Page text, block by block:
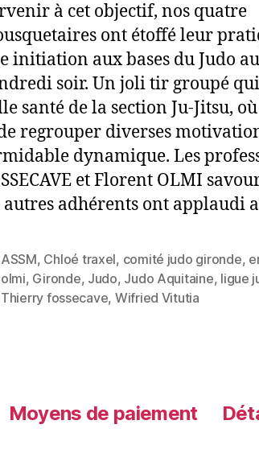
à cet objectif, nos quatre
ont étoffé leur
initiation aux bases du Judo
soir. Un joli tir groupé
santé de la section Ju-Jitsu,
regrouper diverses
dynamique. Les
et Florent OLMI
autres adhérents ont applaudi
ASSM, Chloé traxel, comité judo gironde,
olmi, Gironde, Judo, Judo Aquitaine, ligue
Thierry fossecave, Wifried Vitutia
Moyens de paiement